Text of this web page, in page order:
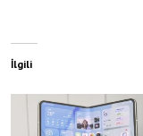
İlgili